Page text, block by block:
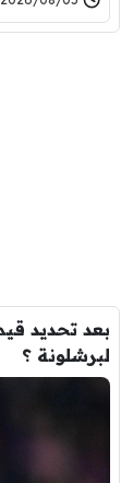
بعد تحديد
لبرشلونة ؟